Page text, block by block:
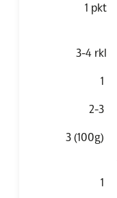
1 pkt
3-4 rkl
1
2-3
3 (100g)
1